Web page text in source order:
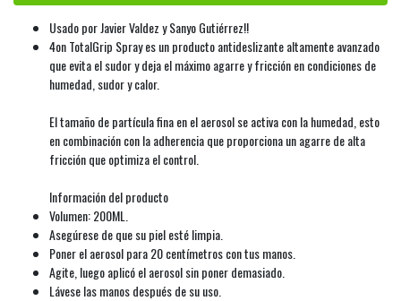
Usado por Javier Valdez y Sanyo Gutiérrez!!
4on TotalGrip Spray es un producto antideslizante altamente avanzado
que evita el sudor y deja el máximo agarre y fricción en condiciones de
humedad, sudor y calor.
El tamaño de partícula fina en el aerosol se activa con la humedad, esto
en combinación con la adherencia que proporciona un agarre de alta
fricción que optimiza el control.
Información del producto
Volumen: 200ML.
Asegúrese de que su piel esté limpia.
Poner el aerosol para 20 centímetros con tus manos.
Agite, luego aplicó el aerosol sin poner demasiado.
Lávese las manos después de su uso.